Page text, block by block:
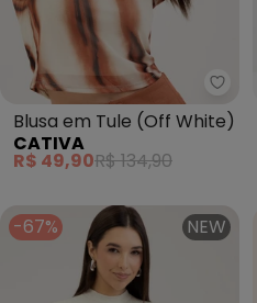
Blusa em Tule (Off White)
CATIVA
R$ 49,90R$ 134,90
-67% NEW